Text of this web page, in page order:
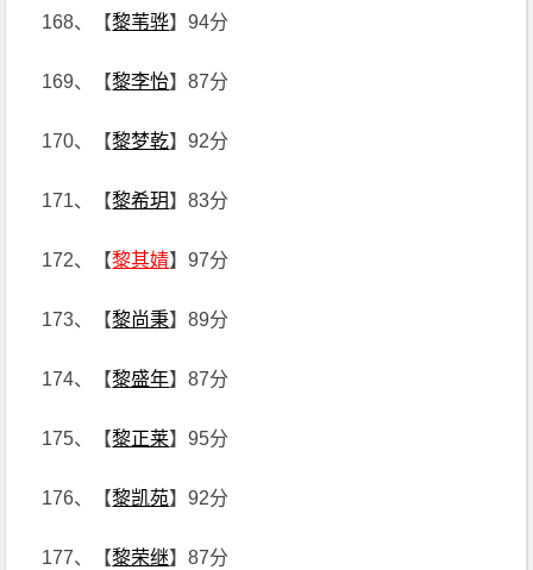
168、【黎苇骅】94分
169、【黎李怡】87分
170、【黎梦乾】92分
171、【黎希玥】83分
172、【黎其婧】97分
173、【黎尚秉】89分
174、【黎盛年】87分
175、【黎正莱】95分
176、【黎凯苑】92分
177、【黎荣继】87分